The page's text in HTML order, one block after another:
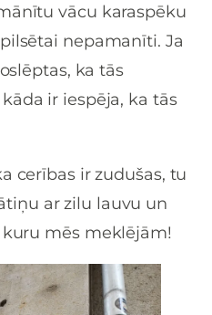
vācu karaspēku
nepamanīti. Ja
ka tās
ir iespēja, ka tās
cerības ir zudušas, tu
ar zilu lauvu un
kuru mēs meklējām!